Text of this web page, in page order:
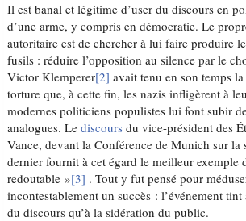
Il est banal et légitime d’user du discours en
d’une arme, y compris en démocratie. Le
autoritaire est de chercher à lui faire produire
fusils : réduire l’opposition au silence par le
Victor Klemperer[2] avait tenu en son temps
torture que, à cette fin, les nazis infligèrent à
modernes politiciens populistes lui font subir
analogues. Lediscours du vice-président des
Vance, devant la Conférence de Munich sur la
dernier fournit à cet égard le meilleur exemple
redoutable »[3] . Tout y fut pensé pour
incontestablement un succès : l’événement
du discours qu’à la sidération du public.